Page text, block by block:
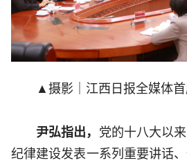
▲摄影｜江西日报全媒体
尹弘指出， 党的十八大以
纪律建设发表一系列重要讲话